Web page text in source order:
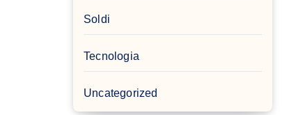
Soldi
Tecnologia
Uncategorized